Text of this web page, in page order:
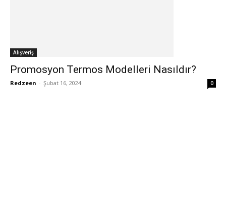
Alışveriş
Promosyon Termos Modelleri Nasıldır?
Redzeen - Şubat 16, 2024 0